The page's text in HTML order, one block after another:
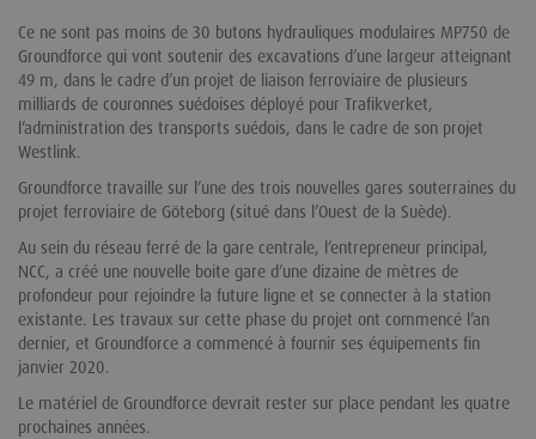
Ce ne sont pas moins de 30 butons hydrauliques modulaires MP750 de
Groundforce qui vont soutenir des excavations d’une largeur atteignant
49 m, dans le cadre d’un projet de liaison ferroviaire de plusieurs
milliards de couronnes suédoises déployé pour Trafikverket,
l’administration des transports suédois, dans le cadre de son projet
Westlink.
Groundforce travaille sur l’une des trois nouvelles gares souterraines du
projet ferroviaire de Göteborg (situé dans l’Ouest de la Suède).
Au sein du réseau ferré de la gare centrale, l’entrepreneur principal,
NCC, a créé une nouvelle boite gare d’une dizaine de mètres de
profondeur pour rejoindre la future ligne et se connecter à la station
existante. Les travaux sur cette phase du projet ont commencé l’an
dernier, et Groundforce a commencé à fournir ses équipements fin
janvier 2020.
Le matériel de Groundforce devrait rester sur place pendant les quatre
prochaines années.